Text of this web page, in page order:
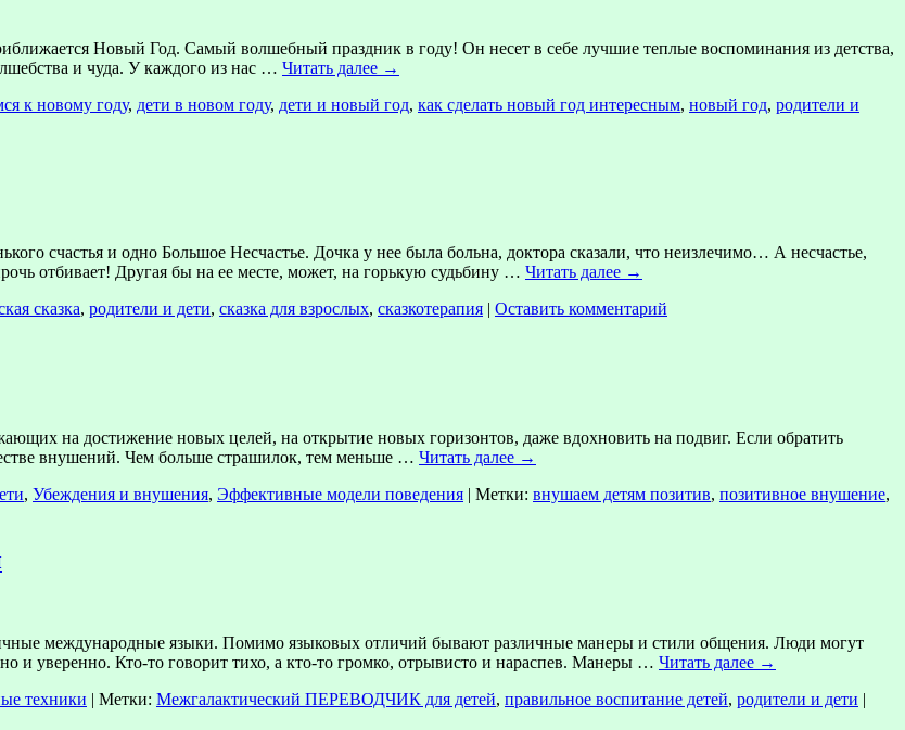
Новый Год. Самый волшебный праздник в году! Он несет в себе лучшие теплые воспоминания из детства,
и чуда. У каждого из нас … Читать далее →
к новому году, дети в новом году, дети и новый год, как сделать новый год интересным, новый год, родители и
счастья и одно Большое Несчастье. Дочка у нее была больна, доктора сказали, что неизлечимо… А несчастье,
отбивает! Другая бы на ее месте, может, на горькую судьбину … Читать далее →
сказка, родители и дети, сказка для взрослых, сказкотерапия Оставить комментарий
на достижение новых целей, на открытие новых горизонтов, даже вдохновить на подвиг. Если обратить
внушений. Чем больше страшилок, тем меньше … Читать далее →
, Убеждения и внушения, Эффективные модели поведения | Метки: внушаем детям позитив, позитивное внушение,
международные языки. Помимо языковых отличий бывают различные манеры и стили общения. Люди могут
и уверенно. Кто-то говорит тихо, а кто-то громко, отрывисто и нараспев. Манеры … Читать далее →
техники | Метки: Межгалактический ПЕРЕВОДЧИК для детей, правильное воспитание детей, родители и дети |